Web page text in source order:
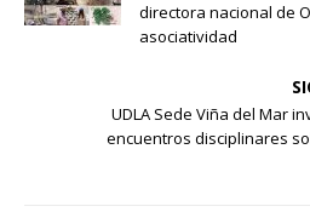
directora nacional de
asociatividad
UDLA Sede Viña del Mar
encuentros disciplinares